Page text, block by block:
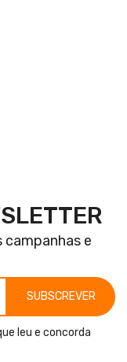
campanhas e
SUBSCREVER
leu e concorda